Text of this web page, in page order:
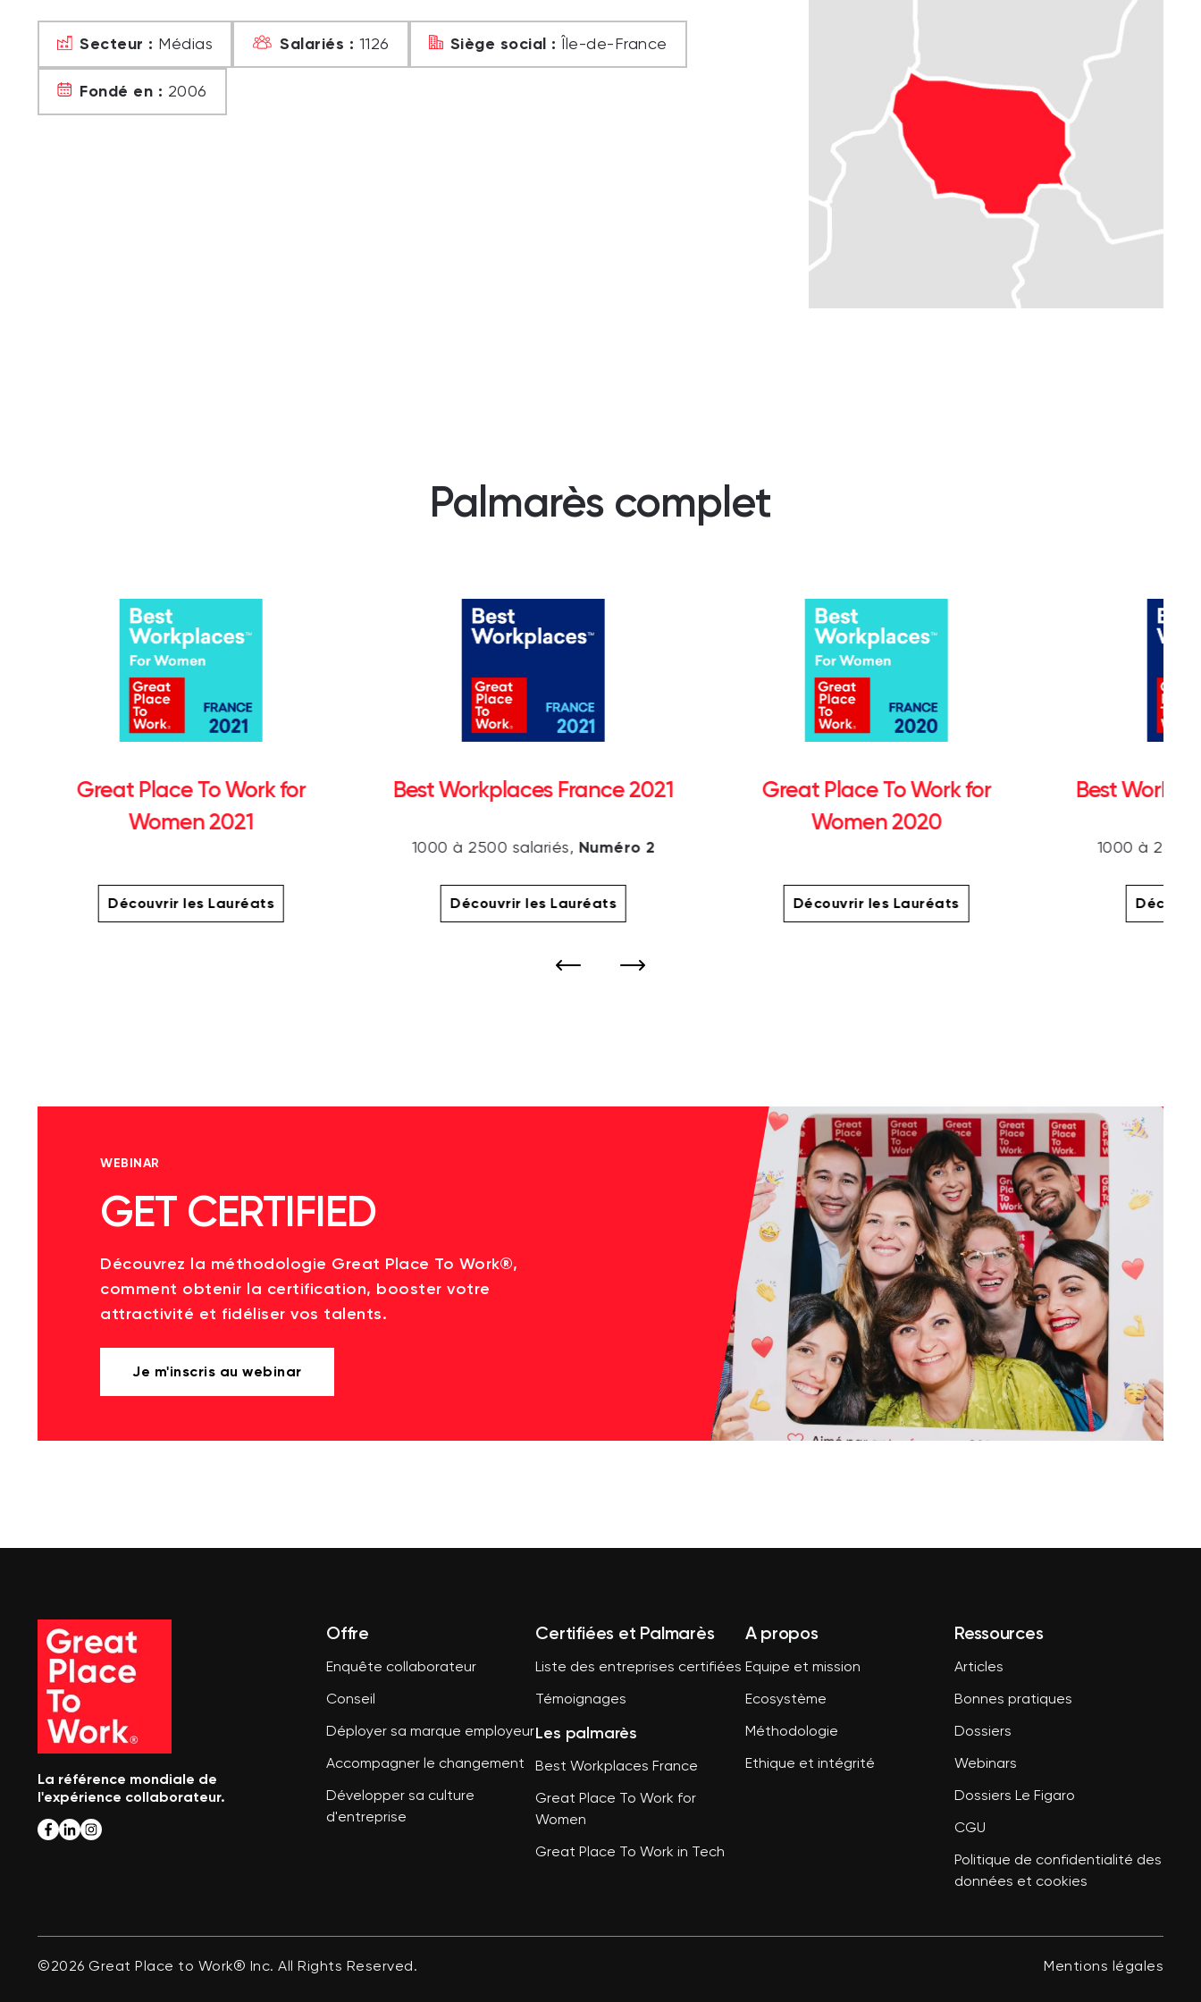
Secteur : Médias Salariés : 1126 Siège social : Île-de-France
Fondé en : 2006
Palmarès complet
Great Place To Work for
Women 2021
Découvrir les Lauréats
Best Workplaces France 2021
1000 à 2500 salariés, Numéro 2
Découvrir les Lauréats
Great Place To Work for
Women 2020
Découvrir les Lauréats
Best
1000 à 2500
WEBINAR
GET CERTIFIED
Découvrez la méthodologie Great Place To Work®,
comment obtenir la certification, booster votre
attractivité et fidéliser vos talents.
Je m'inscris au webinar
La référence mondiale de
l'expérience collaborateur.
Offre
Enquête collaborateur
Conseil
Déployer sa marque employeur
Accompagner le changement
Développer sa culture
d'entreprise
Certifiées et Palmarès
Liste des entreprises certifiées
Témoignages
Les palmarès
Best Workplaces France
Great Place To Work for
Women
Great Place To Work in Tech
A propos
Equipe et mission
Ecosystème
Méthodologie
Ethique et intégrité
Ressources
Articles
Bonnes pratiques
Dossiers
Webinars
Dossiers Le Figaro
CGU
Politique de confidentialité des
données et cookies
©2026 Great Place to Work® Inc. All Rights Reserved. Mentions légales